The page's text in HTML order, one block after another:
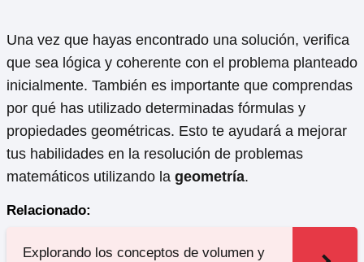
Una vez que hayas encontrado una solución, verifica
que sea lógica y coherente con el problema planteado
inicialmente. También es importante que comprendas
por qué has utilizado determinadas fórmulas y
propiedades geométricas. Esto te ayudará a mejorar
tus habilidades en la resolución de problemas
matemáticos utilizando la geometría.
Relacionado:
Explorando los conceptos de volumen y